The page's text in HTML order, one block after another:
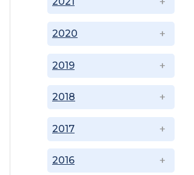
2016
2017
2018
2019
2020